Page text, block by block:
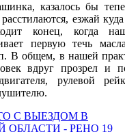
казалось бы
езжай
конец, когда
первую течь
В общем, в нашей
вдруг прозрел и
рулевой